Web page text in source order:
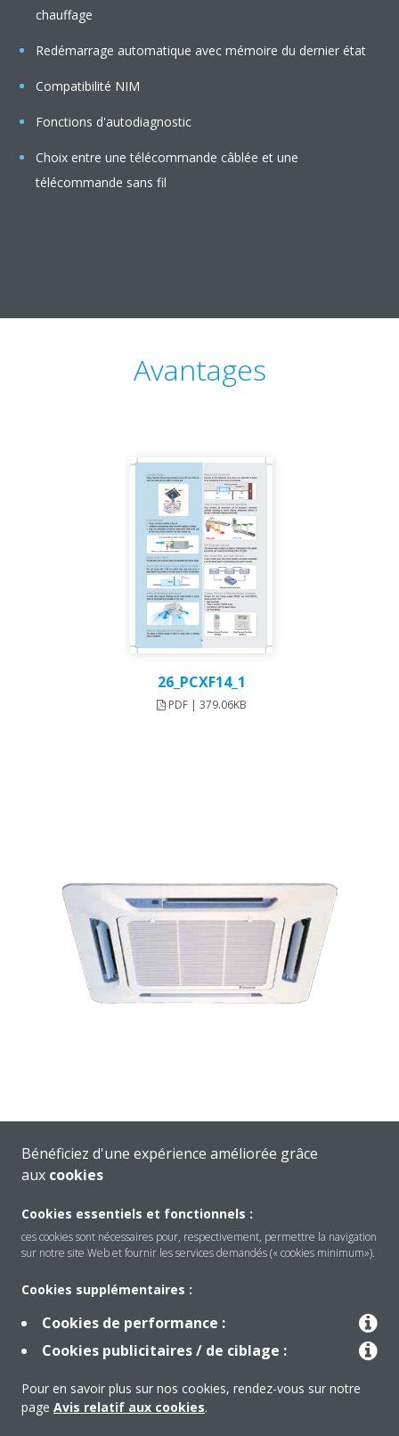
chauffage
Redémarrage automatique avec mémoire du dernier état
Compatibilité NIM
Fonctions d'autodiagnostic
Choix entre une télécommande câblée et une
télécommande sans fil
Avantages
26_PCXF14_1
PDF | 379.06KB
Produits
Solutions
Bénéficiez d'une expérience améliorée grâce
aux cookies
Cookies essentiels et fonctionnels :
ces cookies sont nécessaires pour, respectivement, permettre la navigation
sur notre site Web et fournir les services demandés (« cookies minimum»).
Cookies supplémentaires :
Cookies de performance :
Cookies publicitaires / de ciblage :
Pour en savoir plus sur nos cookies, rendez-vous sur notre
page Avis relatif aux cookies.